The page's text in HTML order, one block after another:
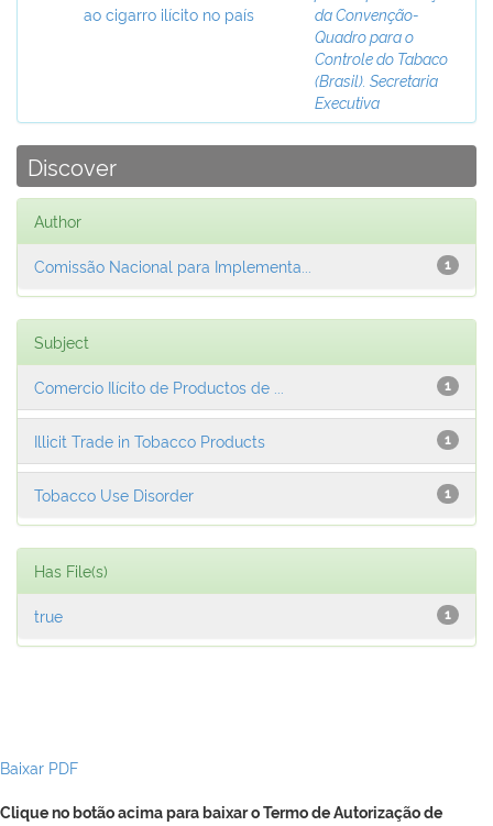
ao cigarro ilícito no país
da Convenção-
Quadro para o
Controle do Tabaco
(Brasil). Secretaria
Executiva
Discover
Author
1
Comissão Nacional para Implementa...
Subject
1
Comercio Ilícito de Productos de ...
1
Illicit Trade in Tobacco Products
1
Tobacco Use Disorder
Has File(s)
1
true
Baixar PDF
Clique no botão acima para baixar o Termo de Autorização de